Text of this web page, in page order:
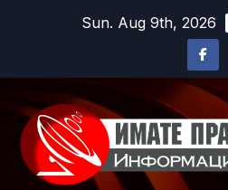
Sun. Aug 9th, 2026